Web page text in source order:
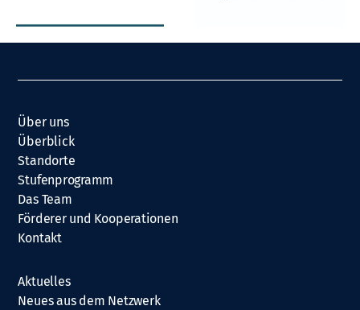
Über uns
Überblick
Standorte
Stufenprogramm
Das Team
Förderer und Kooperationen
Kontakt
Aktuelles
Neues aus dem Netzwerk